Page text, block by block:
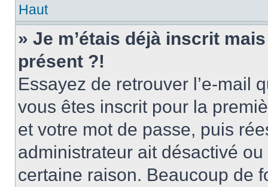
Haut
» Je m’étais déjà inscrit
présent ?!
Essayez de retrouver l’e-mail
vous êtes inscrit pour la
et votre mot de passe, puis
administrateur ait désactivé
certaine raison. Beaucoup de